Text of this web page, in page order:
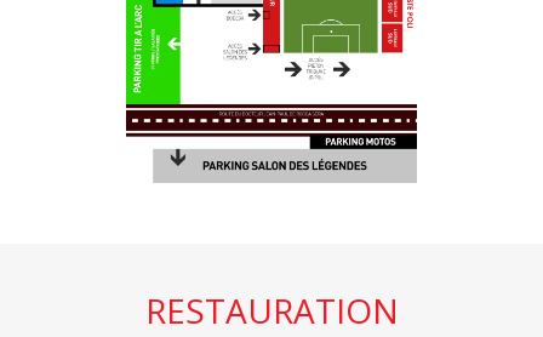
RESTAURATION